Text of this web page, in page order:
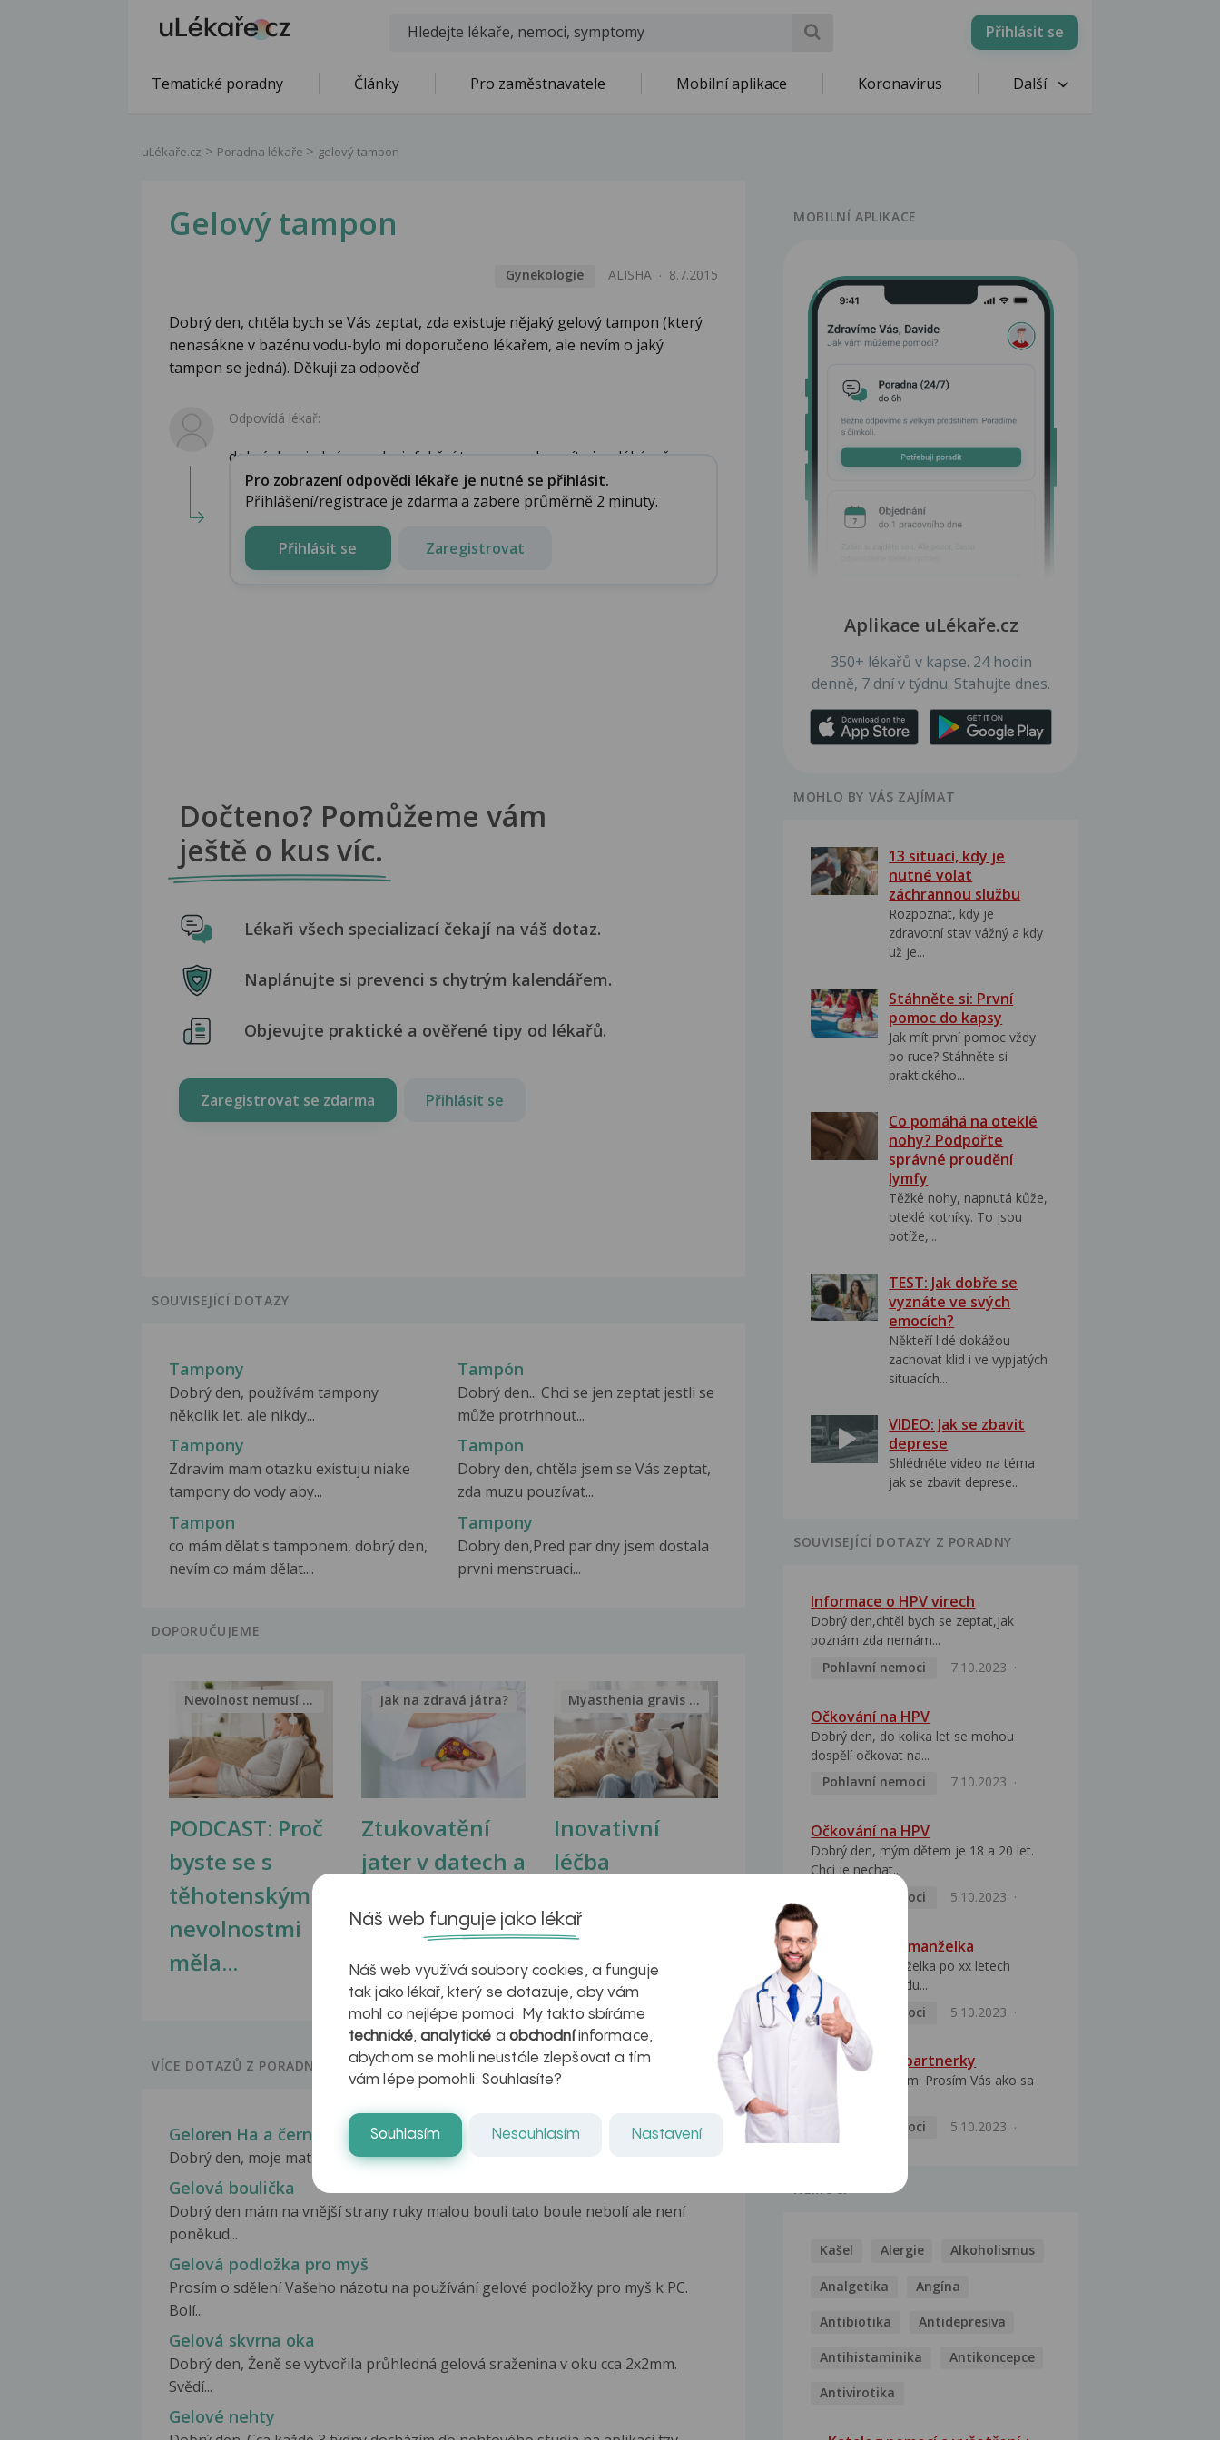
Přihlásit se
Tematické poradny Články Pro zaměstnavatele Mobilní aplikace Koronavirus Další
uLékaře.cz Poradna lékaře gelový tampon
Gelový tampon
Gynekologie ALISHA 8.7.2015
Dobrý den, chtěla bych se Vás zeptat, zda existuje nějaký gelový tampon (který
nenasákne v bazénu vodu-bylo mi doporučeno lékařem, ale nevím o jaký
tampon se jedná). Děkuji za odpověď
Odpovídá lékař:
dobrý den, jedná se o desinfekční tampony a koupíte je v lékárně....
Pro zobrazení odpovědi lékaře je nutné se přihlásit.
Přihlášení/registrace je zdarma a zabere průměrně 2 minuty.
Přihlásit se Zaregistrovat
Dočteno? Pomůžeme vám
ještě o kus víc.
Lékaři všech specializací čekají na váš dotaz.
Naplánujte si prevenci s chytrým kalendářem.
Objevujte praktické a ověřené tipy od lékařů.
Zaregistrovat se zdarma Přihlásit se
SOUVISEJÍCÍ DOTAZY
Tampony
Dobrý den, používám tampony
několik let, ale nikdy...
Tampón
Dobrý den... Chci se jen zeptat jestli se
může protrhnout...
Tampony
Zdravim mam otazku existuju niake
tampony do vody aby...
Tampon
Dobry den, chtěla jsem se Vás zeptat,
zda muzu pouzívat...
Tampon
co mám dělat s tamponem, dobrý den,
nevím co mám dělat....
Tampony
Dobry den,Pred par dny jsem dostala
prvni menstruaci...
DOPORUČUJEME
PODCAST: Proč
byste se s
těhotenskými
nevolnostmi
měla...
Nevolnost nemusí být nutnou...
Ztukovatění
jater v datech a
Jak na zdravá játra?
Inovativní
léčba
naděje pro ty,
kteří ji...
Myasthenia gravis – vše, co...
VÍCE DOTAZŮ Z PORADNY
Geloren Ha a černá stolice
Dobrý den, moje matka začala užívat Geloren Ha. Mela velké bolesti páteře a...
Gelová boulička
Dobrý den mám na vnější strany ruky malou bouli tato boule nebolí ale není
poněkud...
Gelová podložka pro myš
Prosím o sdělení Vašeho názotu na používání gelové podložky pro myš k PC.
Bolí...
Gelová skvrna oka
Dobrý den, Ženě se vytvořila průhledná gelová sraženina v oku cca 2x2mm.
Svědí...
Gelové nehty
MOBILNÍ APLIKACE
Aplikace uLékaře.cz
350+ lékařů v kapse. 24 hodin
denně, 7 dní v týdnu. Stahujte dnes.
MOHLO BY VÁS ZAJÍMAT
13 situací, kdy je
nutné volat
záchrannou službu
Rozpoznat, kdy je
zdravotní stav vážný a kdy
už je...
Stáhněte si: První
pomoc do kapsy
Jak mít první pomoc vždy
po ruce? Stáhněte si
praktického...
Co pomáhá na oteklé
nohy? Podpořte
správné proudění
lymfy
Těžké nohy, napnutá kůže,
oteklé kotníky. To jsou
potíže,...
TEST: Jak dobře se
vyznáte ve svých
emocích?
Někteří lidé dokážou
zachovat klid i ve vypjatých
situacích....
VIDEO: Jak se zbavit
deprese
Shlédněte video na téma
jak se zbavit deprese..
SOUVISEJÍCÍ DOTAZY Z PORADNY
Informace o HPV virech
Dobrý den,chtěl bych se zeptat,jak
poznám zda nemám...
Pohlavní nemoci
7.10.2023
Očkování na HPV
Dobrý den, do kolika let se mohou
dospělí očkovat na...
Pohlavní nemoci
7.10.2023
Očkování na HPV
Dobrý den, mým dětem je 18 a 20 let.
Chci je nechat...
Pohlavní nemoci
5.10.2023
HPV pozitivní manželka
Dobrý den, manželka po xx letech
přivezla z Východu...
Pohlavní nemoci
5.10.2023
HPV typ 52 u partnerky
Dobrý deň prajem. Prosím Vás ako sa
Pohlavní nemoci
5.10.2023
NEMOCI
Kašel Alergie Alkoholismus
Analgetika Angína
Antibiotika Antidepresiva
Antihistaminika Antikoncepce
Antivirotika
Náš web funguje jako lékař
Náš web využívá soubory cookies, a funguje
tak jako lékař, který se dotazuje, aby vám
mohl co nejlépe pomoci. My takto sbíráme
technické,analytické a obchodníinformace,
abychom se mohli neustále zlepšovat a tím
vám lépe pomohli. Souhlasíte?
Souhlasím Nesouhlasím Nastavení